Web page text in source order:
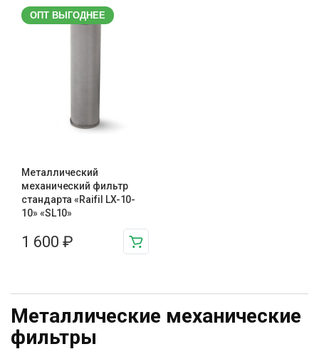
ОПТ ВЫГОДНЕЕ
Металлический
механический фильтр
стандарта «Raifil LX-10-
10» «SL10»
1 600 ₽
Металлические механические
фильтры